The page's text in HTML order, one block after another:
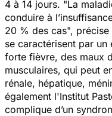
4 à 14 jours. "La
conduire à
20 % des cas", précise
se caractérisent par
forte fièvre, des maux
musculaires, qui peut
rénale, hépatique,
également l'Institut
complique d’un